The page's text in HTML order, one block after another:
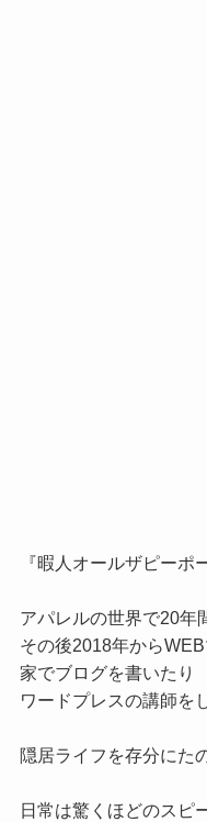
『暇人オールザピーポ
アパレルの世界で20年
その後2018年から
家でブログを書いたり
ワードプレスの講師を
隠居ライフを存分にた
日常は驚くほどのスピ